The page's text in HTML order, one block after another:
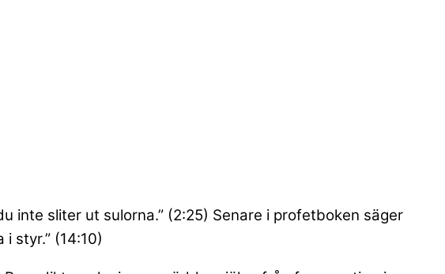
inte sliter ut sulorna.” (2:25) Senare i profetboken säger
styr.” (14:10)